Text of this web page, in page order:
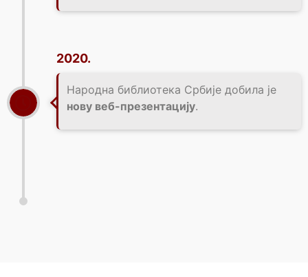
2020.
Народна библиотека Србије добила је
нову веб-презентацију.